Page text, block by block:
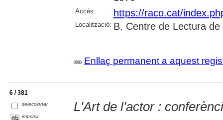
Accés: https://raco.cat/
Localització: B. Centre de Lectura de
Enllaç permanent a aquest
6 / 381
seleccionar
imprimir
L'Art de l'actor :